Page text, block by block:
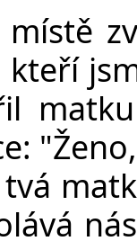
kteří